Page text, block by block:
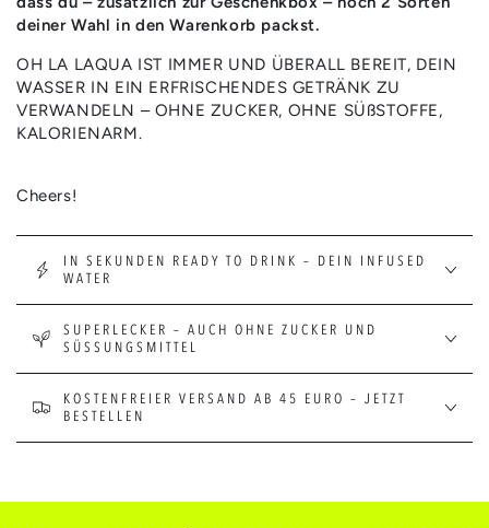
deiner Wahl in den Warenkorb packst.
OH LA LAQUA IST IMMER UND ÜBERALL BEREIT, DEIN
WASSER IN EIN ERFRISCHENDES GETRÄNK ZU
VERWANDELN – OHNE ZUCKER, OHNE SÜßSTOFFE,
KALORIENARM.
Cheers!
IN SEKUNDEN READY TO DRINK – DEIN INFUSED
WATER
SUPERLECKER – AUCH OHNE ZUCKER UND
SÜSSUNGSMITTEL
KOSTENFREIER VERSAND AB 45 EURO – JETZT
BESTELLEN